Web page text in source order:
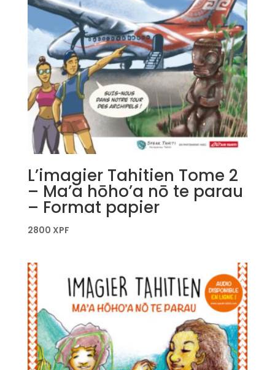
L’imagier Tahitien Tome 2
– Ma’a hōho’a nō te parau
– Format papier
2800 XPF